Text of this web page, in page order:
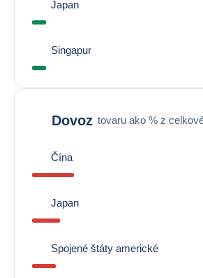
Japan
Singapur
Dovoz tovaru ako % z
Čína
Japan
Spojené štáty americké